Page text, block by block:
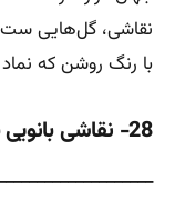
نقاشی، گل‌هایی ست
با رنگ روشن که
28- نقاشی بانویی با قاقم